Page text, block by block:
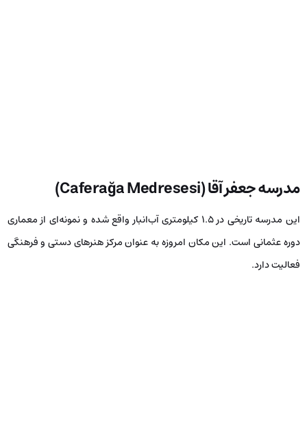
مدرسه جعفر آقا (Caferağa Medresesi
)
این مدرسه تاریخی در ۱.۵ کیلومتری آب‌انبار واقع شده و نمونه‌ای از معماری
دوره عثمانی است. این مکان امروزه به عنوان مرکز هنرهای دستی و فرهنگی
فعالیت دارد.